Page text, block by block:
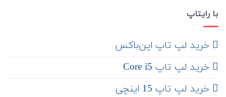
با رایتاپ
‌ خرید لپ تاپ اپن‌باکس
خرید لپ تاپ Core i5
‌‌ خرید لپ تاپ 15 اینچی